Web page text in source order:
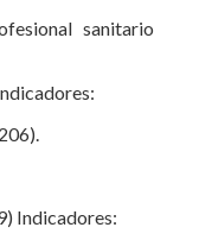
sanitario
Indicadores: